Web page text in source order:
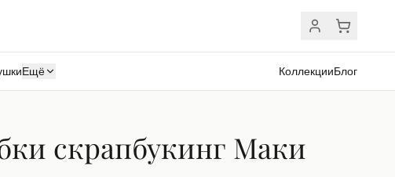
Ещё КоллекцииБлог
скрапбукинг Маки